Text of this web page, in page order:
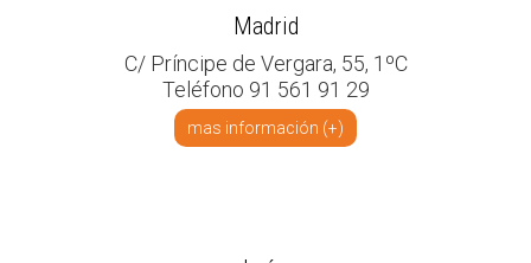
Madrid
C/ Príncipe de Vergara, 55, 1ºC
Teléfono 91 561 91 29
mas información (+)